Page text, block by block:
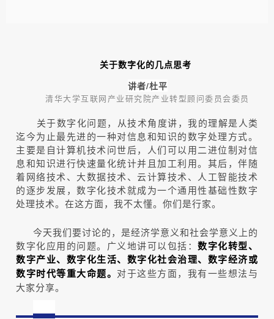
关于数字化的几点思考
讲者/杜平
清华大学互联网产业研究院产业转型顾问委员会委员
关于数字化问题，从技术角度讲，我的理解是人类
迄今为止最先进的一种对信息和知识的数字处理方式。
主要是自计算机技术问世后，人们可以用二进位制对信
息和知识进行快速量化统计并且加工利用。其后，伴随
着网络技术、大数据技术、云计算技术、人工智能技术
的逐步发展，数字化技术就成为一个通用性基础性数字
处理技术。在这方面，我不太懂。你们是行家。
今天我们要讨论的，是经济学意义和社会学意义上的
数字化应用的问题。广义地讲可以包括：数字化转型、
数字产业、数字化生活、数字化社会治理、数字经济或
数字时代等重大命题。 对于这些方面，我有一些想法与
大家分享。